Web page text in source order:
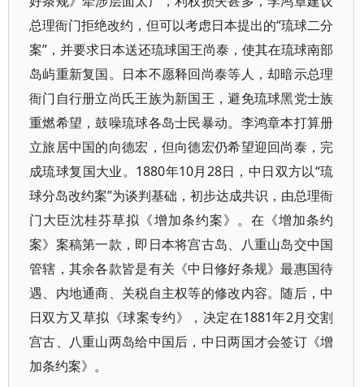
总理衙门拒绝改约，但可以考虑日本提出的“琉球二分
案”，并要求日本送还琉球国王尚泰，使其在琉球南部
岛屿重新复国。日本不愿释回尚泰等人，却暗示总理
衙门自行册立尚氏王族为新国王，避免琉球黑党士族
重燃希望，鼓噪琉球各岛士民暴动。李鸿章本打算册
立旅居中国的向德宏，但向德宏仍希望迎回尚泰，完
成琉球复国大业。1880年10月28日，中日双方以“琉
球分岛改约案”为谈判基础，初步达成共识，由总理衙
门大臣沈桂芬草拟《增加条约案》。在《增加条约
案》案稿第一款，即日本将宫古岛、八重山岛交中国
管辖，其余各款皆是有关《中日修好条规》最惠国待
遇、内地通商、关税自主权等的修改内容。随后，中
日双方又草拟《球案专约》，决定在1881年2月交割
宫古、八重山两岛给中国后，中日两国才会签订《增
加条约案》。